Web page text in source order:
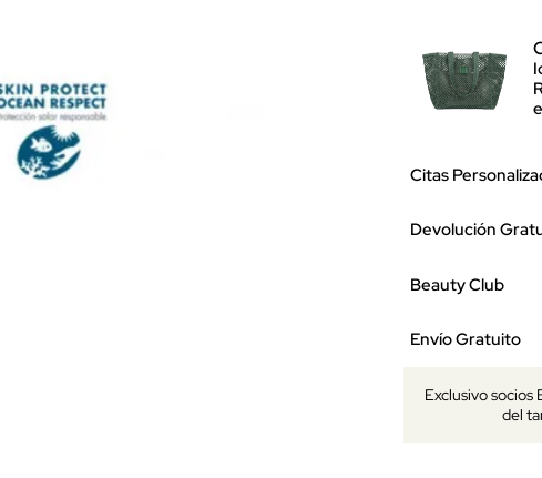
Citas
Devolución
Beauty Club
Envío Gratuito
Exclusivo socios
del